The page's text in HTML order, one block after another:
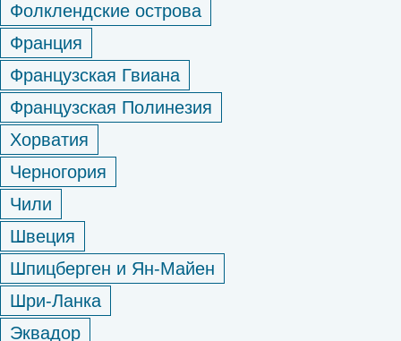
Фолклендские острова
Франция
Французская Гвиана
Французская Полинезия
Хорватия
Черногория
Чили
Швеция
Шпицберген и Ян-Майен
Шри-Ланка
Эквадор